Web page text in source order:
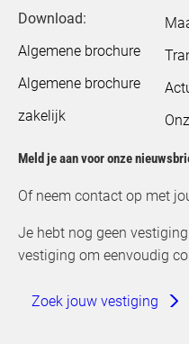
Download:
Algemene brochure
Algemene brochure
zakelijk
Meld je aan voor onze
Of neem contact op met
Je hebt nog geen
vestiging om eenvoudig
Zoek jouw vestiging